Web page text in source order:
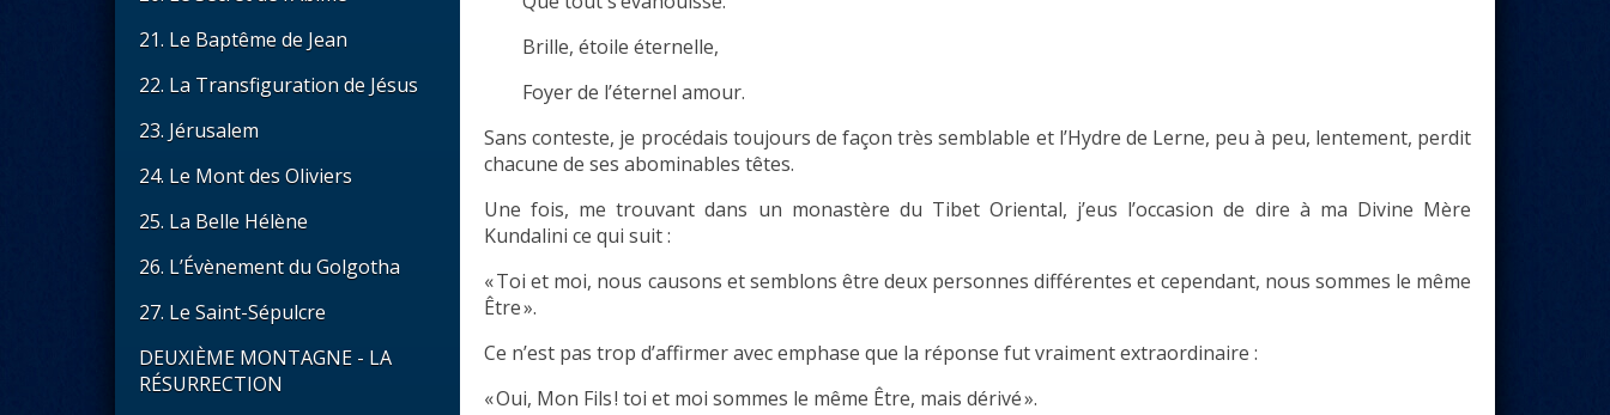
21. Le Baptême de Jean
22. La Transfiguration de Jésus
23. Jérusalem
24. Le Mont des Oliviers
25. La Belle Hélène
26. L’Évènement du Golgotha
27. Le Saint-Sépulcre
DEUXIÈME MONTAGNE - LA
RÉSURRECTION
Brille, étoile éternelle,
Foyer de l’éternel amour.
Sans conteste, je procédais toujours de façon très semblable et l’Hydre de Lerne, peu à peu, lentement, perdit
chacune de ses abominables têtes.
Une fois, me trouvant dans un monastère du Tibet Oriental, j’eus l’occasion de dire à ma Divine Mère
Kundalini ce qui suit :
« Toi et moi, nous causons et semblons être deux personnes différentes et cependant, nous sommes le même
Être ».
Ce n’est pas trop d’affirmer avec emphase que la réponse fut vraiment extraordinaire :
« Oui, Mon Fils ! toi et moi sommes le même Être, mais dérivé ».